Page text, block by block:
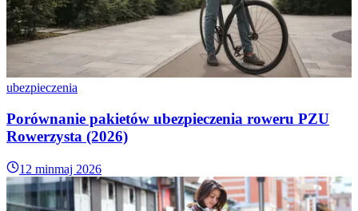
ubezpieczenia
Porównanie pakietów ubezpieczenia roweru PZU
Rowerzysta (2026)
12 minmaj 2026